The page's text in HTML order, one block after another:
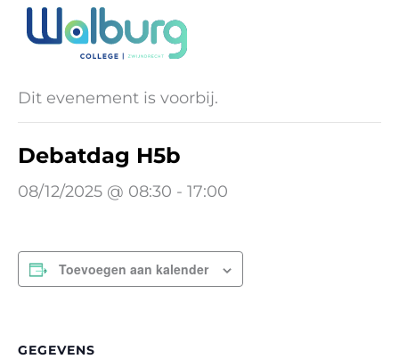
naar
inhoud
« Alle Evenementen
Dit evenement is voorbij.
Debatdag H5b
08/12/2025 @ 08:30 - 17:00
Toevoegen aan kalender
GEGEVENS